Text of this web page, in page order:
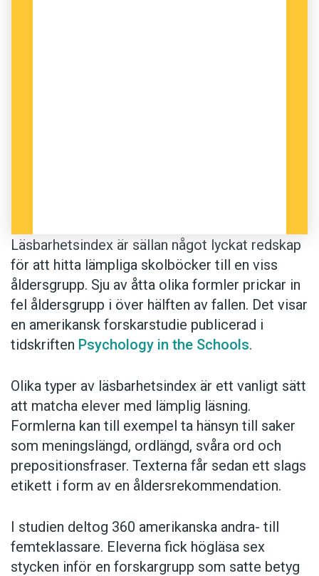
Läsbarhetsindex är sällan något lyckat redskap
för att hitta lämpliga skolböcker till en viss
åldersgrupp. Sju av åtta olika formler prickar in
fel åldersgrupp i över hälften av fallen. Det visar
en amerikansk forskarstudie publicerad i
tidskriften Psychology in the Schools.
Olika typer av läsbarhetsindex är ett vanligt sätt
att matcha elever med lämplig läsning.
Formlerna kan till exempel ta hänsyn till saker
som meningslängd, ordlängd, svåra ord och
prepositionsfraser. Texterna får sedan ett slags
etikett i form av en åldersrekommendation.
I studien deltog 360 amerikanska andra- till
femteklassare. Eleverna fick högläsa sex
stycken inför en forskargrupp som satte betyg